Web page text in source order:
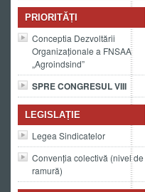
PRIORITĂȚI
Conceptia Dezvoltării
Organizaționale a FNSAA
„Agroindsind”
SPRE CONGRESUL VIII
LEGISLAȚIE
Legea Sindicatelor
Convenția colectivă (nivel de
ramură)